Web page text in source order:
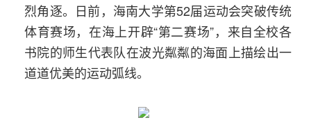
烈角逐。日前，海南大学第52届运动会突破传统
体育赛场，在海上开辟“第二赛场”，来自全校各
书院的师生代表队在波光粼粼的海面上描绘出一
道道优美的运动弧线。